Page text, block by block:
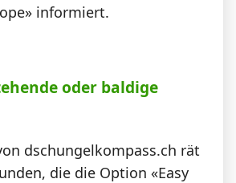
informiert.
oder baldige
dschungelkompass.ch rät
die die Option «Easy